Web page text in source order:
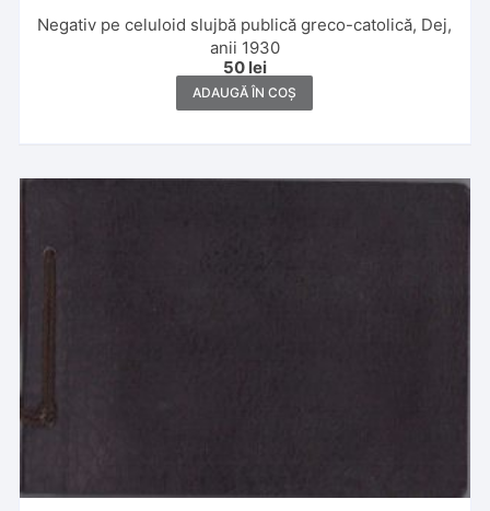
Negativ pe celuloid slujbă publică greco-catolică, Dej,
anii 1930
50 lei
ADAUGĂ ÎN COȘ